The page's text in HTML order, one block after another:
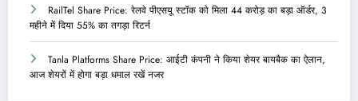
RailTel Share Price: रेलवे पीएसयू स्टॉक को मिला 44 करोड़ का बड़ा ऑर्डर, 3
महीने में दिया 55% का तगड़ा रिटर्न
Tanla Platforms Share Price: आईटी कंपनी ने किया शेयर बायबैक का ऐलान,
आज शेयरों में होगा बड़ा धमाल रखें नजर